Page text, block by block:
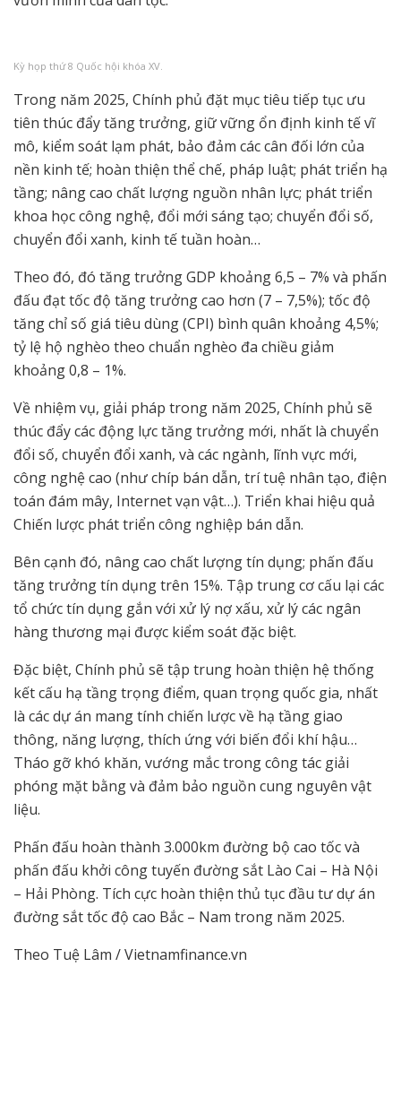
Kỳ họp thứ 8 Quốc hội khóa XV.
Trong năm 2025, Chính phủ đặt mục tiêu tiếp tục ưu
tiên thúc đẩy tăng trưởng, giữ vững ổn định kinh tế vĩ
mô, kiểm soát lạm phát, bảo đảm các cân đối lớn của
nền kinh tế; hoàn thiện thể chế, pháp luật; phát triển hạ
tầng; nâng cao chất lượng nguồn nhân lực; phát triển
khoa học công nghệ, đổi mới sáng tạo; chuyển đổi số,
chuyển đổi xanh, kinh tế tuần hoàn…
Theo đó, đó tăng trưởng GDP khoảng 6,5 – 7% và phấn
đấu đạt tốc độ tăng trưởng cao hơn (7 – 7,5%); tốc độ
tăng chỉ số giá tiêu dùng (CPI) bình quân khoảng 4,5%;
tỷ lệ hộ nghèo theo chuẩn nghèo đa chiều giảm
khoảng 0,8 – 1%.
Về nhiệm vụ, giải pháp trong năm 2025, Chính phủ sẽ
thúc đẩy các động lực tăng trưởng mới, nhất là chuyển
đổi số, chuyển đổi xanh, và các ngành, lĩnh vực mới,
công nghệ cao (như chíp bán dẫn, trí tuệ nhân tạo, điện
toán đám mây, Internet vạn vật…). Triển khai hiệu quả
Chiến lược phát triển công nghiệp bán dẫn.
Bên cạnh đó, nâng cao chất lượng tín dụng; phấn đấu
tăng trưởng tín dụng trên 15%. Tập trung cơ cấu lại các
tổ chức tín dụng gắn với xử lý nợ xấu, xử lý các ngân
hàng thương mại được kiểm soát đặc biệt.
Đặc biệt, Chính phủ sẽ tập trung hoàn thiện hệ thống
kết cấu hạ tầng trọng điểm, quan trọng quốc gia, nhất
là các dự án mang tính chiến lược về hạ tầng giao
thông, năng lượng, thích ứng với biến đổi khí hậu…
Tháo gỡ khó khăn, vướng mắc trong công tác giải
phóng mặt bằng và đảm bảo nguồn cung nguyên vật
liệu.
Phấn đấu hoàn thành 3.000km đường bộ cao tốc và
phấn đấu khởi công tuyến đường sắt Lào Cai – Hà Nội
– Hải Phòng. Tích cực hoàn thiện thủ tục đầu tư dự án
đường sắt tốc độ cao Bắc – Nam trong năm 2025.
Theo Tuệ Lâm / Vietnamfinance.vn